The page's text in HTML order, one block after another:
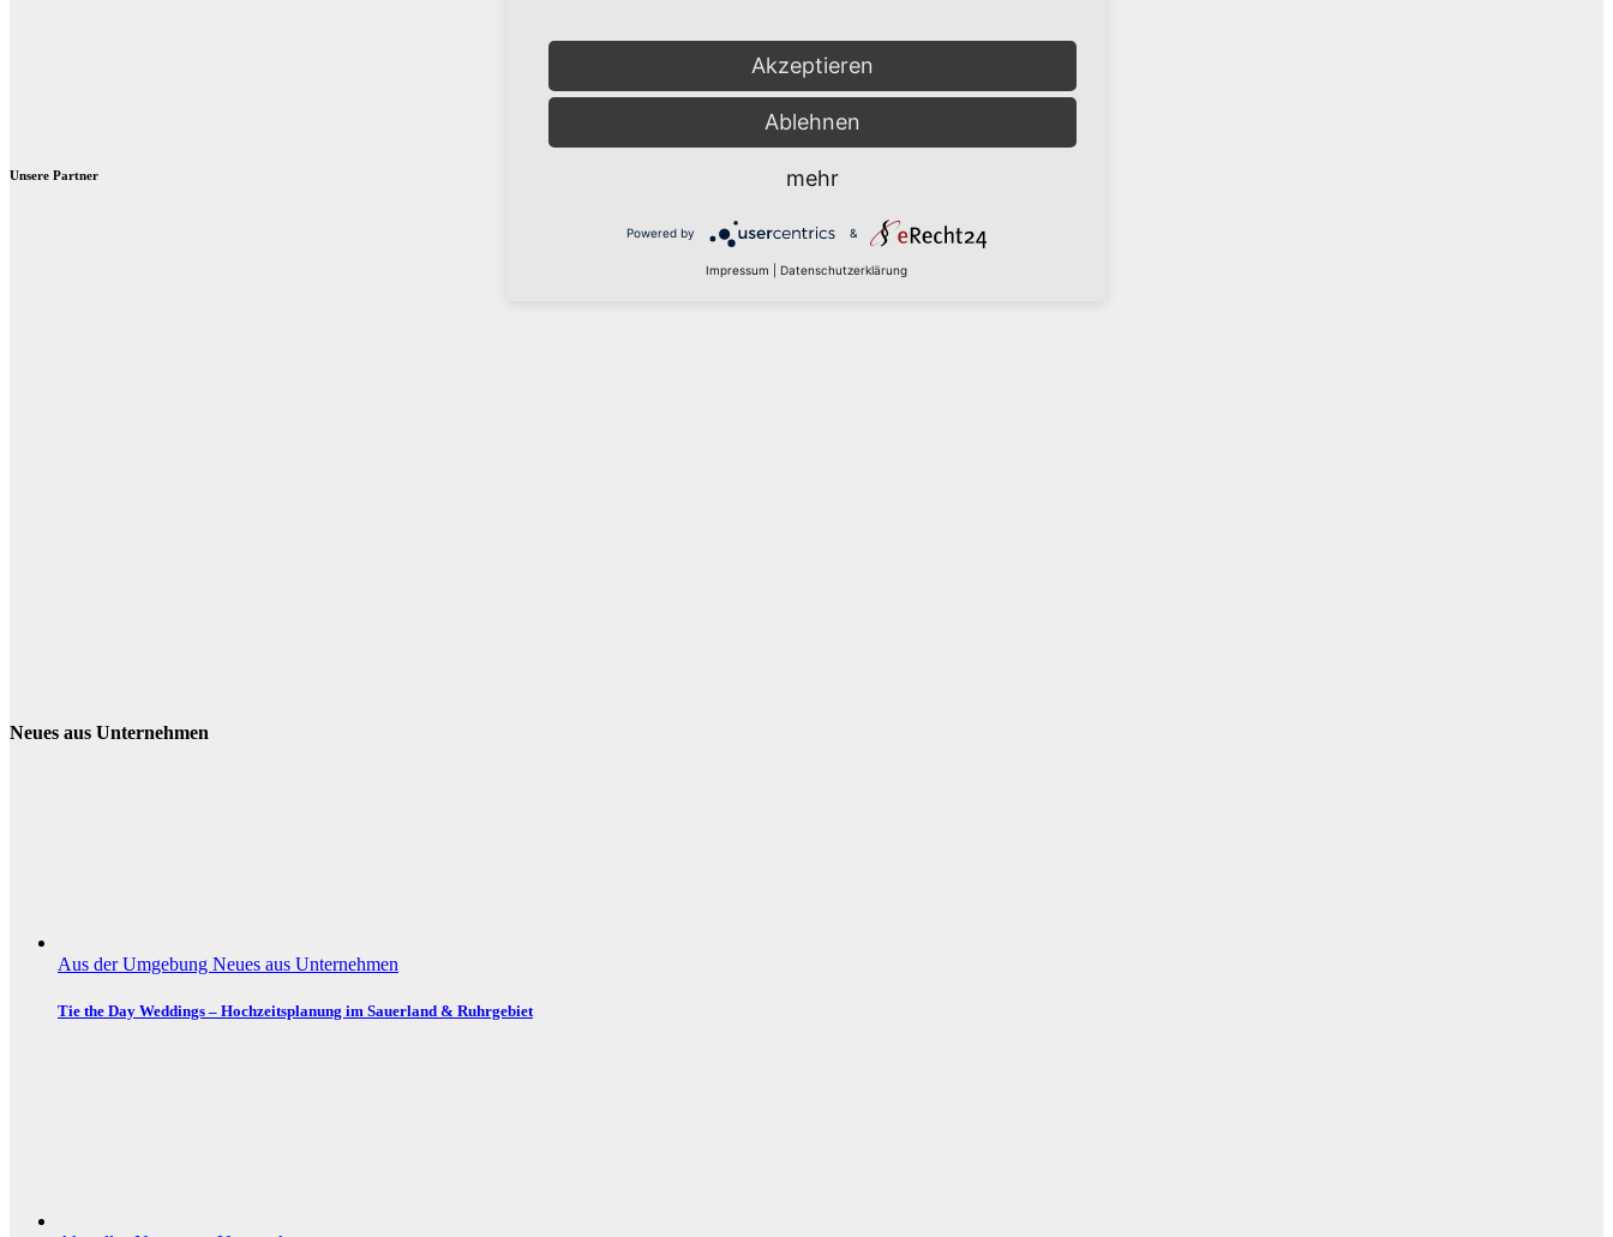
Unsere Partner
Neues aus Unternehmen
Aus der Umgebung Neues aus Unternehmen
Tie the Day Weddings – Hochzeitsplanung im Sauerland & Ruhrgebiet
Akzeptieren
Ablehnen
mehr
Powered by &
Impressum Datenschutzerklärung